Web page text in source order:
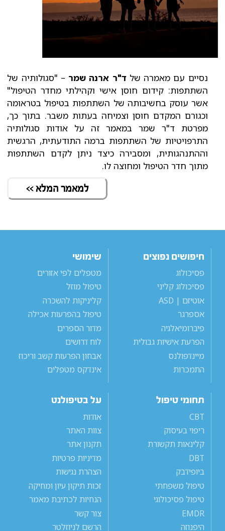
נסיים עם מאמרה שלד"ר ארנה שמר – "סגולותיה של
השתתפות: קידום חוסן אישי וקהילתי מחדר הטיפול"
אשר עוסק בחשיבותה של השתתפות בטיפול בטראומה
וכגורם המקדם חוסן וצמיחה בעתות משבר. בתוך כך,
מפרטת ד"ר שמר במאמר זה על אודות סגולותיה
התרפויטיות של השתתפות ברמה התודעתית, הרגשית
וההתנהגותית, ומסבירה כיצד ניתן לקדם השתתפות
מתוך חדר הטיפול ומחוצה לו.
למאמר המלא >>
חיפושים נפוצים
פסיכולוג
פסיכולוג קליני
אוטיזם | ASD
אספרגר
פיברומיאלגיה
הפרעת אישיות גבולית
מיינדפולנס
התמכרות
שימושי
מטפלים לפי אזורים
טיפול מוזל
קליניקות להשכרה
טיפול בהפרעות אכילה
מדור הספרים
לוח דרושים
אבחון הפרעות קשב וריכוז
אינדקס מטפלים
תחומי טיפול
CBT
ריפוי בעיסוק
קלינאות תקשורת
DBT
ביופידבק
טיפול משפחתי
טיפול פסיכולוגי
EMDR
היפנוזה
על בטיפולנט
אודות
צוות האתר
תקנון אתר
מדיניות פרטיות
הצהרת נגישות
זכות תיקון עיון ומחיקה
הנחיות לכתיבת מאמר
צור קשר
הרשם לניוזלטר